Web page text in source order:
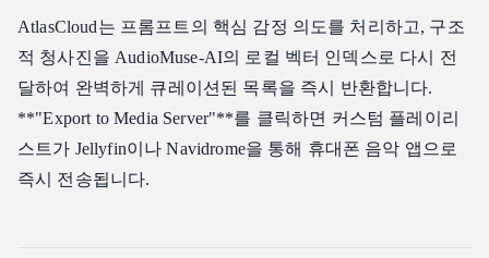
AtlasCloud는 프롬프트의 핵심 감정 의도를 처리하고, 구조
적 청사진을 AudioMuse-AI의 로컬 벡터 인덱스로 다시 전
달하여 완벽하게 큐레이션된 목록을 즉시 반환합니다.
**"Export to Media Server"**를 클릭하면 커스텀 플레이리
스트가 Jellyfin이나 Navidrome을 통해 휴대폰 음악 앱으로
즉시 전송됩니다.